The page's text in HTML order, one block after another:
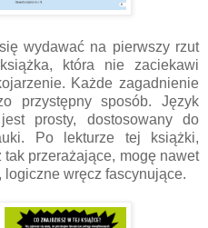
wydawać na pierwszy rzut
która nie zaciekawi
Każde zagadnienie
przystępny sposób. Język
prosty, dostosowany do
Po lekturze tej książki,
przerażające, mogę nawet
wręcz fascynujące.